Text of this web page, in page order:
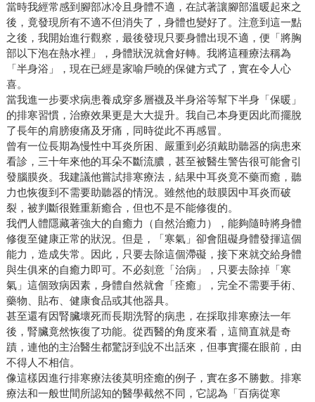
當時我經常感到腳部冰冷且身體不適，在試著讓腳部溫暖起來之
後，竟發現所有不適不但消失了，身體也變好了。注意到這一點
之後，我開始進行觀察，最後發現只要身體出現不適，便「將胸
部以下泡在熱水裡」，身體狀況就會好轉。我將這種療法稱為
「半身浴」，現在已經是家喻戶曉的保健方式了，實在令人心
喜。
當我進一步要求病患養成穿多層襪及半身浴等幫下半身「保暖」
的排寒習慣，治療效果更是大大提升。我自己本身更因此而擺脫
了長年的肩膀痠痛及牙痛，同時從此不再感冒。
曾有一位長期為慢性中耳炎所困、嚴重到必須戴助聽器的病患來
看診，三十年來他的耳朵不斷流膿，甚至被醫生警告很可能會引
發腦膜炎。我建議他嘗試排寒療法，結果中耳炎竟不藥而癒，聽
力也恢復到不需要助聽器的情況。雖然他的鼓膜因中耳炎而破
裂，被判斷很難重新癒合，但也不是不能修復的。
我們人體隱藏著強大的自癒力（自然治癒力），能夠隨時將身體
修復至健康正常的狀況。但是，「寒氣」卻會阻礙身體發揮這個
能力，造成失常。因此，只要去除這個滯礙，接下來就交給身體
與生俱來的自癒力即可。不必刻意「治病」，只要去除掉「寒
氣」這個致病因素，身體自然就會「痊癒」，完全不需要手術、
藥物、貼布、健康食品或其他器具。
甚至還有因腎臟壞死而長期洗腎的病患，在採取排寒療法一年
後，腎臟竟然恢復了功能。從西醫的角度來看，這簡直就是奇
蹟，連他的主治醫生都驚訝到說不出話來，但事實擺在眼前，由
不得人不相信。
像這樣因進行排寒療法後莫明痊癒的例子，實在多不勝數。排寒
療法和一般世間所認知的醫學截然不同，它認為「百病從寒